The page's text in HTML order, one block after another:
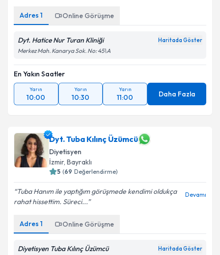
Adres 1 Online Görüşme
Dyt. Hatice Nur Turan Kliniği Haritada Göster
Merkez Mah. Kanarya Sok. No: 45\A
En Yakın Saatler
Yarın
10:00
Yarın
10:30
Yarın
11:00 Daha Fazla
Dyt. Tuba Kılınç Üzümcü
Diyetisyen
İzmir, Bayraklı
5 (69 Değerlendirme)
Tuba Hanım ile yaptığım görüşmede kendimi oldukça
rahat hissettim. Süreci...
Devamı
Adres 1 Online Görüşme
Diyetisyen Tuba Kılınç Üzümcü Haritada Göster